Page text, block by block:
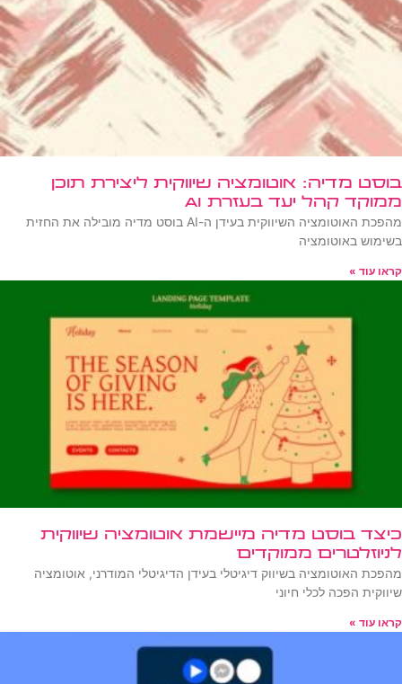
בוסט מדיה: אוטומציה שיווקית ליצירת תוכן
ממוקד קהל יעד בעזרת AI
מהפכת האוטומציה השיווקית בעידן ה-AI בוסט מדיה מובילה את החזית
בשימוש באוטומציה
קראו עוד »
כיצד בוסט מדיה מיישמת אוטומציה שיווקית
לניוזלטרים ממוקדים
מהפכת האוטומציה בשיווק דיגיטלי בעידן הדיגיטלי המודרני, אוטומציה
שיווקית הפכה לכלי חיוני
קראו עוד »